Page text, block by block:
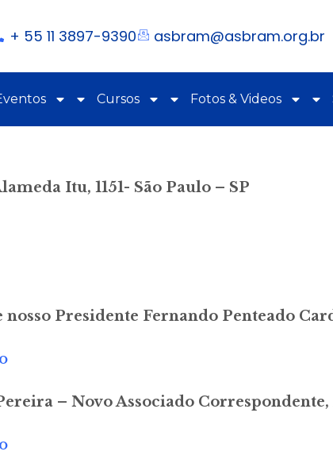
+ 55 11 3897-9390 asbram@asbram.org.br
Cursos Fotos & Videos
Itu, 1151- São Paulo – SP
Presidente Fernando Penteado
– Novo Associado